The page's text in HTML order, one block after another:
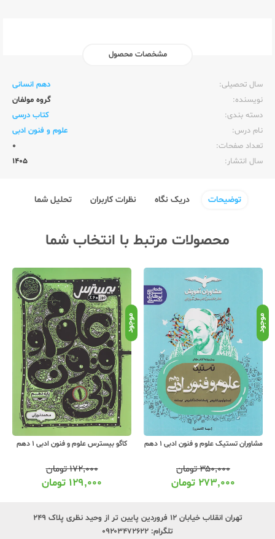
مشخصات محصول
سال تحصیلی:‌
دهم انسانی
نویسنده:‌
گروه مولفان
دسته بندی:
کتاب درسی
نام درس:
علوم و فنون ادبی
تعداد صفحات:‌
0
سال انتشار:‌
1405
توضیحات دریک نگاه نظرات کاربران تحلیل شما
محصولات مرتبط با انتخاب شما
موجود
مشاوران تستیک علوم و فنون ادبی 1 دهم
۳۵۰,۰۰۰تومان
۲۷۳,۰۰۰ تومان
موجود
کاگو بیسترس علوم و فنون ادبی 1 دهم
۱۷۲,۰۰۰تومان
۱۲۹,۰۰۰ تومان
تهران انقلاب خیابان ۱۲ فروردین پایین تر از وحید نظری پلاک ۲۴۹
تلگرام: ۰۹۲۰۳۴۷۲۶۲۲